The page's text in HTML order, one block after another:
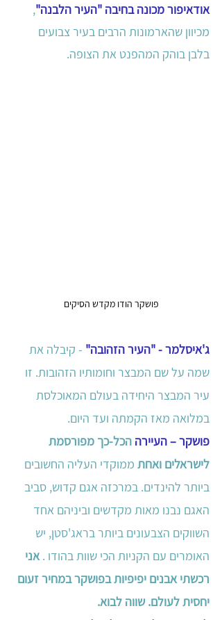
אודאיפור מכונה בחיבה "העיר הלבנה",
מכיוון שהארמונות הרבים בעיר צבועים
בלבן בוהק המהפנט את הצופה.
פושקר הודו מקדש הסיקים
ג'איסלמר - "העיר הזהובה" - קיבלה את
שמה על שם המבצר וחומותיו הזהובות. זו
עיר המבצר היחידה בעולם המאוכלסת
במלואה מאז הקמתה ועד היום.
פושקר – העיירה הכל-כך מפורסמת
לישראלים ואחת ממוקדי העליה החשובים
ביותר להינדים. במרכזה אגם קדוש, סביב
האגם נבנו מאות מקדשים וביניהם אחד
השווקים הצבעונים ביותר בראג'סטן, יש
האומרים עם הקניות הכי שוות בהודו . אני
רכשתי אבנים יפיפיות בפושקר במחיר זעום
יחסית לעולם. שווה לבוא.